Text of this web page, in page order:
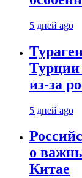
5 дней ago
Турции
из-за
5 дней ago
о
Китае